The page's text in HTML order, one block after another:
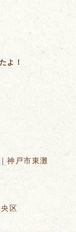
よ！
｜神戸市東灘
央区